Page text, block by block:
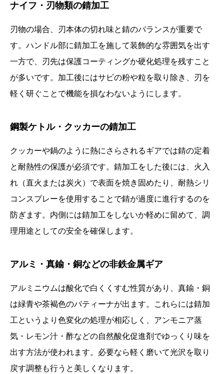
ナイフ・刃物類の錆加工
刃物の場合、刃本体の切れ味と錆のバランスが重要で
す。ハンドル部に錆加工を施して装飾的な雰囲気を出す
一方で、刃先は保護コーティングか硬化処理を残すこと
が多いです。加工後にはサビの粉や粒を取り除き、刃を
軽く研ぐことで機能を損なわないようにします。
鋼製ケトル・クッカーの錆加工
クッカーや鍋のように熱にさらされるギアでは錆の定着
と耐熱性の保護が必須です。錆加工をした後には、火入
れ（直火または炭火）で表面を焼き固めたり、耐熱シリ
コンスプレーを使用することで錆が過度に進行するのを
防ぎます。内側には錆加工をしないか軽めに留めて、調
理用途としての安全を確保します。
アルミ・真鍮・銅などの非鉄金属ギア
アルミニウムは酸化で白くくすむ性質があり、真鍮・銅
は緑青や茶褐色のパティーナが出ます。これらには錆加
工というより色変化の処理が相応しく、アンモニア蒸
気・レモン汁・酢などの自然酸化促進剤でゆっくり味を
出す方法が使われます。必要なら軽く磨いて光沢を取り
戻す調整も行うと美しくなります。